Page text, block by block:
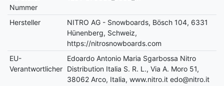
Nummer
Hersteller
NITRO AG - Snowboards, Bösch 104, 6331
Hünenberg, Schweiz,
https://nitrosnowboards.com
EU-
Verantwortlicher
Edoardo Antonio Maria Sgarbossa Nitro
Distribution Italia S. R. L., Via A. Moro 51,
38062 Arco, Italia, www.nitro.it edo@nitro.it